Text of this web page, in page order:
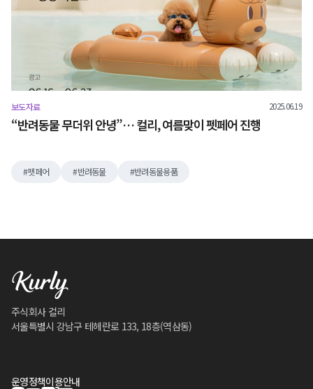
보도자료 2025.06.19
“반려동물 무더위 안녕”… 컬리, 여름맞이 펫페어 진행
펫페어 반려동물 반려동물용품
주식회사 컬리
서울특별시 강남구 테헤란로 133, 18층(역삼동)
운영정책이용안내